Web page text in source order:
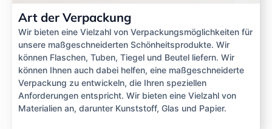
Art der Verpackung
Wir bieten eine Vielzahl von Verpackungsmöglichkeiten für
unsere maßgeschneiderten Schönheitsprodukte. Wir
können Flaschen, Tuben, Tiegel und Beutel liefern. Wir
können Ihnen auch dabei helfen, eine maßgeschneiderte
Verpackung zu entwickeln, die Ihren speziellen
Anforderungen entspricht. Wir bieten eine Vielzahl von
Materialien an, darunter Kunststoff, Glas und Papier.